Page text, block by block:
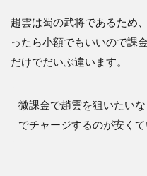
趙雲は蜀の武将であるため
ったら小額でもいいので課
だけでだいぶ違います。
微課金で趙雲を狙いたい
でチャージするのが安くて